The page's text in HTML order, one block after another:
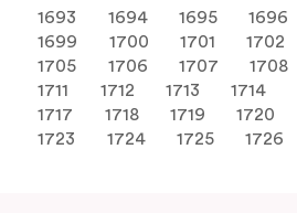
1693
1694 1695 1696
1699
1700 1701 1702
1705
1706 1707 1708
1711
1712 1713 1714
1717
1718 1719 1720
1723
1724 1725 1726